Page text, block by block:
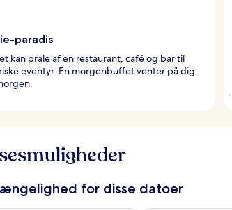
paradis
kan prale af en restaurant, café og bar til
eventyr. En morgenbuffet venter på dig
for disse datoer